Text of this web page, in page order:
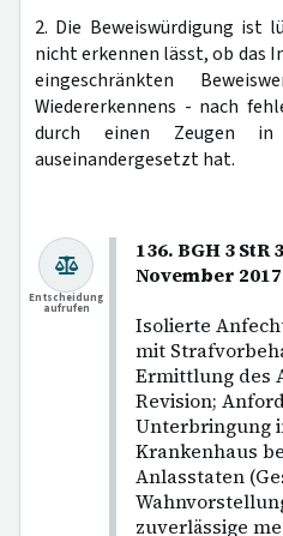
2. Die Beweiswürdigung ist
nicht erkennen lässt, ob das
eingeschränkten
Wiedererkennens - nach
durch einen Zeugen in
auseinandergesetzt hat.
136. BGH 3
November
Isolierte
mit
Ermittlung des
Revision;
Unterbringung
Krankenhaus
Anlasstaten
zuverlässige
Entscheidung
aufrufen